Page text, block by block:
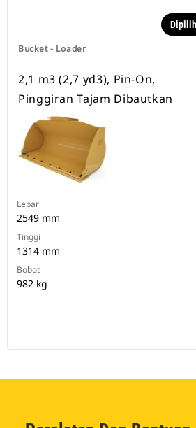
Bucket - Loader
Dipilih
2,1 m3 (2,7 yd3), Pin-On,
Pinggiran Tajam Dibautkan
Lebar
2549 mm
Tinggi
1314 mm
Bobot
982 kg